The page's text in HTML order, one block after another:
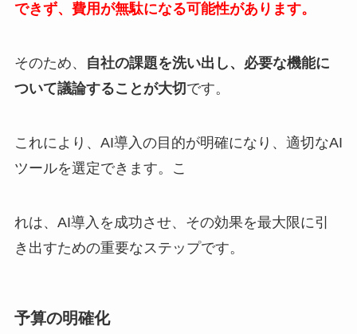
できず、費用が無駄になる可能性があります。
そのため、
自社の課題を洗い出し、必要な機能に
ついて議論することが大切です。
これにより、AI導入の目的が明確になり、適切なAI
ツールを選定できます。こ
れは、AI導入を成功させ、その効果を最大限に引
き出すための重要なステップです。
予算の明確化